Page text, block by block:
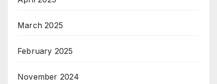
March 2025
February 2025
November 2024